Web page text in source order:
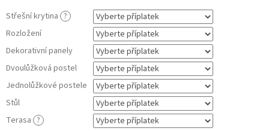
Střešní krytina ?
Rozložení
Dekorativní panely
Dvoulůžková postel
Jednolůžkové postele
Stůl
Terasa ?